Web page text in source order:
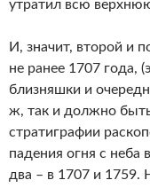
утратил всю
И, значит, второй и
не ранее 1707 года,
близняшки и
ж, так и должно
стратиграфии
падения огня с неба
два – в 1707 и 1759.